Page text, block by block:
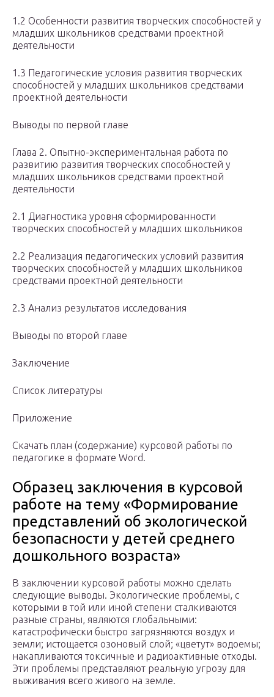
1.2 Особенности развития творческих способностей у
младших школьников средствами проектной
деятельности
1.3 Педагогические условия развития творческих
способностей у младших школьников средствами
проектной деятельности
Выводы по первой главе
Глава 2. Опытно-экспериментальная работа по
развитию развития творческих способностей у
младших школьников средствами проектной
деятельности
2.1 Диагностика уровня сформированности
творческих способностей у младших школьников
2.2 Реализация педагогических условий развития
творческих способностей у младших школьников
средствами проектной деятельности
2.3 Анализ результатов исследования
Выводы по второй главе
Заключение
Список литературы
Приложение
Скачать план (содержание) курсовой работы по
педагогике в формате Word.
Образец заключения в курсовой
работе на тему «Формирование
представлений об экологической
безопасности у детей среднего
дошкольного возраста»
В заключении курсовой работы можно сделать
следующие выводы. Экологические проблемы, с
которыми в той или иной степени сталкиваются
разные страны, являются глобальными:
катастрофически быстро загрязняются воздух и
земли; истощается озоновый слой; «цветут» водоемы;
накапливаются токсичные и радиоактивные отходы.
Эти проблемы представляют реальную угрозу для
выживания всего живого на земле.